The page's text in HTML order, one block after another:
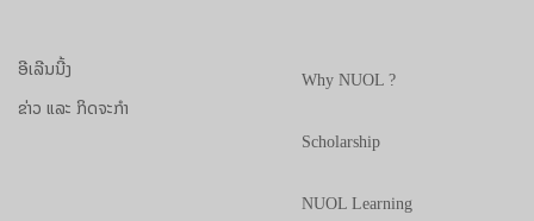
ອີເລີນນີ້ງ
ຂ່າວ ແລະ ກິດຈະກຳ
Why NUOL ?
Scholarship
NUOL Learning